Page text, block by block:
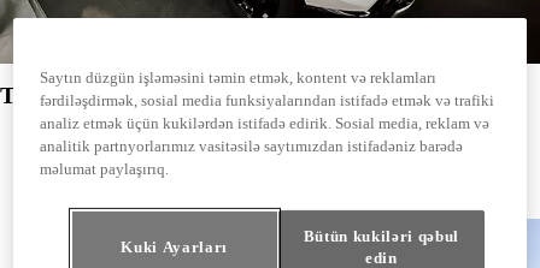
TOYOTA BAKI MƏRKƏZİ
Fəzail Bayramov küç., 26, Bakı, Azərbaycan
Telefon: (+994) 12 496 70 10
Website:www.toyotabaku.az
Saytın düzgün işləməsini təmin etmək, kontent və reklamları
fərdiləşdirmək, sosial media funksiyalarından istifadə etmək və trafiki
analiz etmək üçün kukilərdən istifadə edirik. Sosial media, reklam və
analitik partnyorlarımız vasitəsilə saytımızdan istifadəniz barədə
məlumat paylaşırıq.
Kuki Ayarları
Bütün kukiləri qəbul
edin